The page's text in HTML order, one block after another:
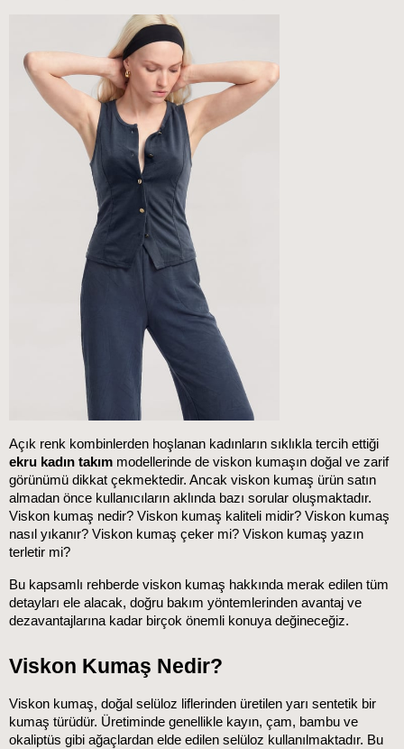
ekru kadın takım modellerinde de viskon kumaşın doğal ve zarif
görünümü dikkat çekmektedir. Ancak viskon kumaş ürün satın
almadan önce kullanıcıların aklında bazı sorular oluşmaktadır.
Viskon kumaş nedir? Viskon kumaş kaliteli midir? Viskon kumaş
nasıl yıkanır? Viskon kumaş çeker mi? Viskon kumaş yazın
terletir mi?
Bu kapsamlı rehberde viskon kumaş hakkında merak edilen tüm
detayları ele alacak, doğru bakım yöntemlerinden avantaj ve
dezavantajlarına kadar birçok önemli konuya değineceğiz.
Viskon Kumaş Nedir?
Viskon kumaş, doğal selüloz liflerinden üretilen yarı sentetik bir
kumaş türüdür. Üretiminde genellikle kayın, çam, bambu ve
okaliptüs gibi ağaçlardan elde edilen selüloz kullanılmaktadır. Bu